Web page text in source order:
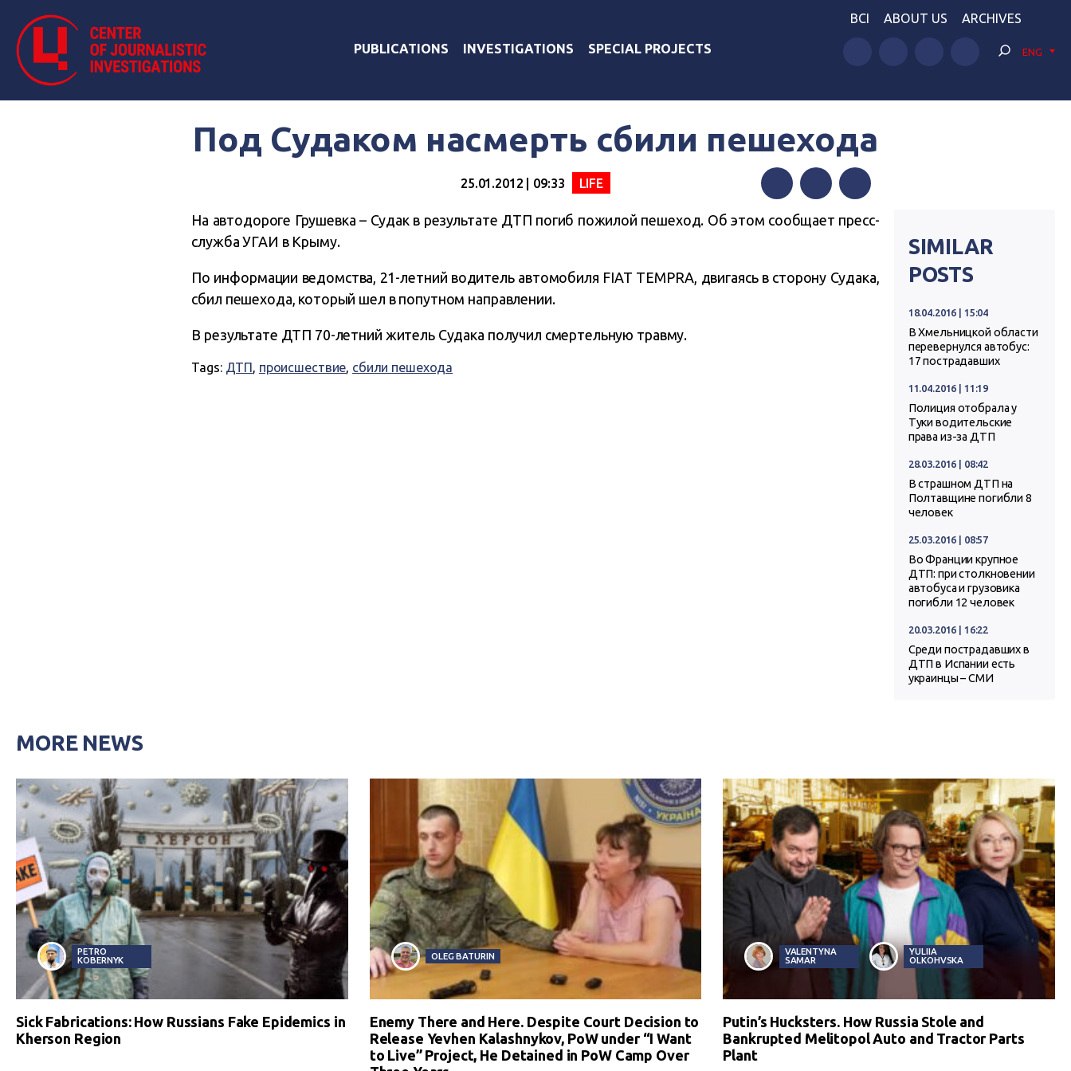
PUBLICATIONS INVESTIGATIONS SPECIAL PROJECTS
BCI ABOUT US ARCHIVES
ENG
Под Судаком насмерть сбили пешехода
25.01.2012 | 09:33 LIFE
FacebookTwitterTelegram
На автодороге Грушевка – Судак в результате ДТП погиб пожилой пешеход. Об этом сообщает пресс-
служба УГАИ в Крыму.
По информации ведомства, 21-летний водитель автомобиля FIAT TEMPRA, двигаясь в сторону Судака,
сбил пешехода, который шел в попутном направлении.
В результате ДТП 70-летний житель Судака получил смертельную травму.
Tags: ДТП, происшествие, сбили пешехода
SIMILAR
POSTS
18.04.2016 | 15:04
В Хмельницкой области
перевернулся автобус:
17 пострадавших
11.04.2016 | 11:19
Полиция отобрала у
Туки водительские
права из-за ДТП
28.03.2016 | 08:42
В страшном ДТП на
Полтавщине погибли 8
человек
25.03.2016 | 08:57
Во Франции крупное
ДТП: при столкновении
автобуса и грузовика
погибли 12 человек
20.03.2016 | 16:22
Среди пострадавших в
ДТП в Испании есть
украинцы – СМИ
MORE NEWS
PETRO
KOBERNYK
Sick Fabrications: How Russians Fake Epidemics in
Kherson Region
OLEG BATURIN
Enemy There and Here. Despite Court Decision to
Release Yevhen Kalashnykov, PoW under “I Want
to Live” Project, He Detained in PoW Camp Over
VALENTYNA
SAMAR
YULIIA
OLKOHVSKA
Putin’s Hucksters. How Russia Stole and
Bankrupted Melitopol Auto and Tractor Parts
Plant